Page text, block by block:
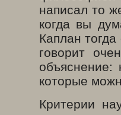
написал то
когда вы
Каплан
говорит
объяснение:
которые
Критерии